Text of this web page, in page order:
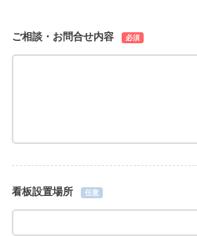
ご相談・お問合せ内容 必須
看板設置場所 任意